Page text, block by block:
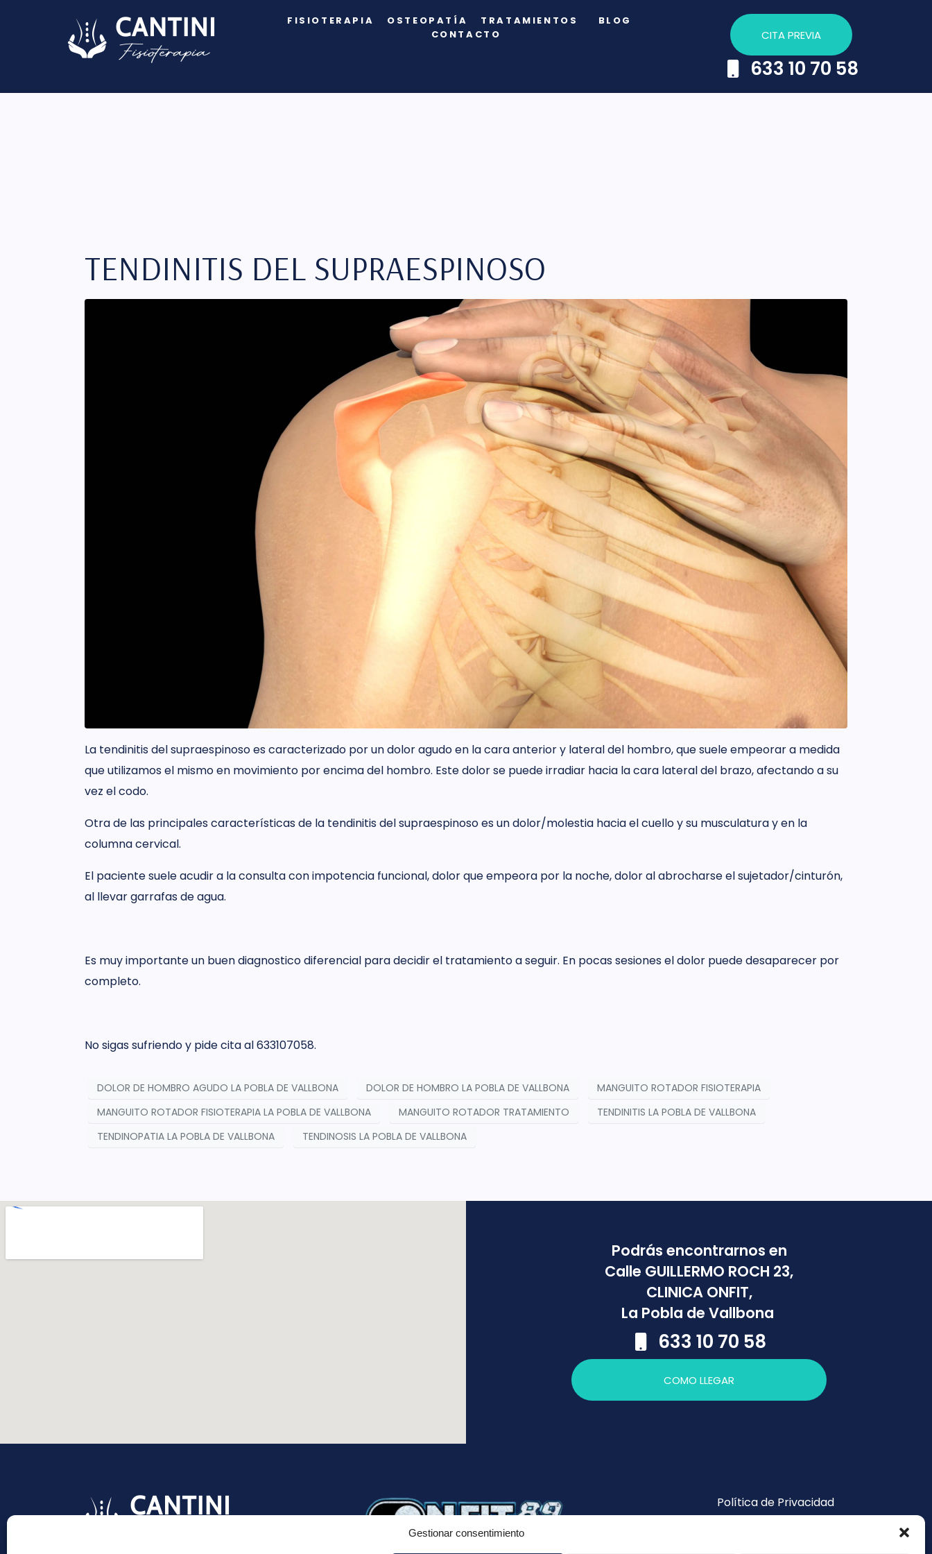
Gestionar consentimiento
FISIOTERAPIA OSTEOPATÍA TRATAMIENTOS
BLOG
CONTACTO
CITA PREVIA
633 10 70 58
TENDINITIS DEL SUPRAESPINOSO
La tendinitis del supraespinoso es caracterizado por un dolor agudo en la cara anterior y lateral del hombro, que suele empeorar a medida
que utilizamos el mismo en movimiento por encima del hombro. Este dolor se puede irradiar hacia la cara lateral del brazo, afectando a su
vez el codo.
Otra de las principales características de la tendinitis del supraespinoso es un dolor/molestia hacia el cuello y su musculatura y en la
columna cervical.
El paciente suele acudir a la consulta con impotencia funcional, dolor que empeora por la noche, dolor al abrocharse el sujetador/cinturón,
al llevar garrafas de agua.
Es muy importante un buen diagnostico diferencial para decidir el tratamiento a seguir. En pocas sesiones el dolor puede desaparecer por
completo.
No sigas sufriendo y pide cita al 633107058.
DOLOR DE HOMBRO AGUDO LA POBLA DE VALLBONA DOLOR DE HOMBRO LA POBLA DE VALLBONA
MANGUITO ROTADOR FISIOTERAPIA
MANGUITO ROTADOR FISIOTERAPIA LA POBLA DE VALLBONA
MANGUITO ROTADOR TRATAMIENTO
TENDINITIS LA POBLA DE VALLBONA
TENDINOPATIA LA POBLA DE VALLBONA
TENDINOSIS LA POBLA DE VALLBONA
Podrás encontrarnos en
Calle GUILLERMO ROCH 23,
CLINICA ONFIT,
La Pobla de Vallbona
633 10 70 58
COMO LLEGAR
Política de Privacidad